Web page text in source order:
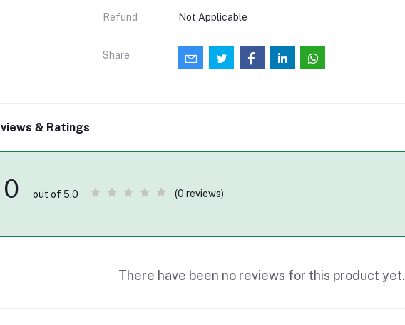
Refund Not Applicable
Share
& Ratings
0 out of 5.0 (0 reviews)
There have been no reviews for this product yet.